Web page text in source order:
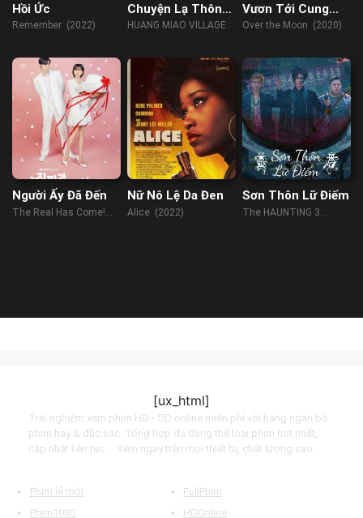
Hồi Ức
Remember (2022)
Chuyện Lạ Thôn
Hoàng Miếu
HUANG MIAO VILLAGE'S
(2023)
Vươn Tới Cung
Trăng
Over the Moon (2020)
Người Ấy Đã Đến
The Real Has Come!
Nữ Nô Lệ Da Đen
Alice (2022)
Sơn Thôn Lữ Điếm
The HAUNTING 3